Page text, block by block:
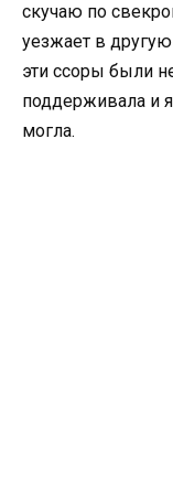
скучаю по
уезжает в
эти ссоры были
поддерживала и
могла.